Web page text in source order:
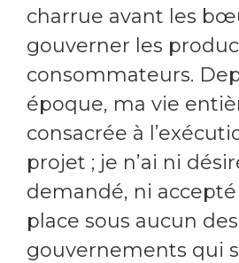
charrue avant les
gouverner les
consommateurs.
époque, ma vie
consacrée à
projet ; je n’ai ni
demandé, ni
place sous aucun des
gouvernements qui